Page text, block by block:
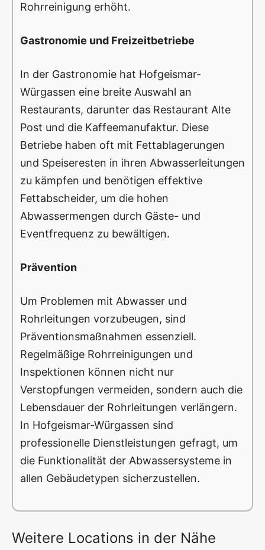
Rohrreinigung erhöht.
Gastronomie und Freizeitbetriebe
In der Gastronomie hat Hofgeismar-
Würgassen eine breite Auswahl an
Restaurants, darunter das Restaurant Alte
Post und die Kaffeemanufaktur. Diese
Betriebe haben oft mit Fettablagerungen
und Speiseresten in ihren Abwasserleitungen
zu kämpfen und benötigen effektive
Fettabscheider, um die hohen
Abwassermengen durch Gäste- und
Eventfrequenz zu bewältigen.
Prävention
Um Problemen mit Abwasser und
Rohrleitungen vorzubeugen, sind
Präventionsmaßnahmen essenziell.
Regelmäßige Rohrreinigungen und
Inspektionen können nicht nur
Verstopfungen vermeiden, sondern auch die
Lebensdauer der Rohrleitungen verlängern.
In Hofgeismar-Würgassen sind
professionelle Dienstleistungen gefragt, um
die Funktionalität der Abwassersysteme in
allen Gebäudetypen sicherzustellen.
Weitere Locations in der Nähe